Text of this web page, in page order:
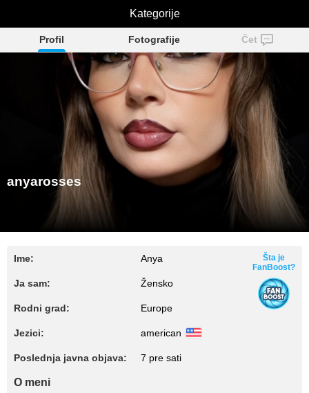
anyarosses
Profil Fotografije Čet
anyarosses
Ime: Anya
Ja sam: Žensko
Rodni grad: Europe
Jezici: american
Poslednja javna objava: 7 pre sati
Šta je
FanBoost?
O meni
Kategorije